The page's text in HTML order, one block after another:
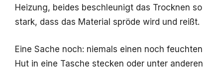
Heizung, beides beschleunigt das Trocknen so
stark, dass das Material spröde wird und reißt.
Eine Sache noch: niemals einen noch feuchten
Hut in eine Tasche stecken oder unter anderen